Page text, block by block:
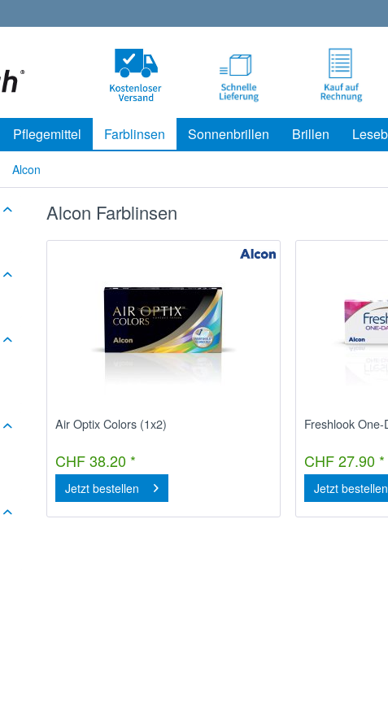
Pflegemittel Farblinsen Sonnenbrillen Brillen
Alcon
Alcon Farblinsen
Air Optix Colors (1x2)
CHF 38.20 *
Jetzt bestellen
Freshlook
CHF 27.90 *
Jetzt bestellen